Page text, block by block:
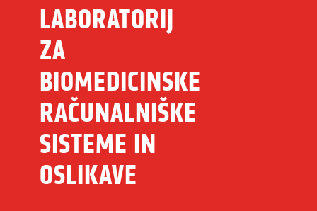
LABORATORIJ
ZA
BIOMEDICINSKE
RAČUNALNIŠKE
SISTEME IN
OSLIKAVE